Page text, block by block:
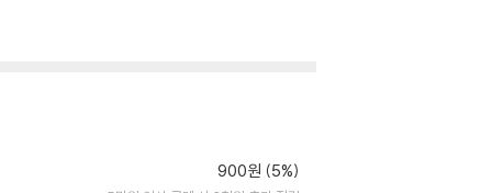
900원 (5%)